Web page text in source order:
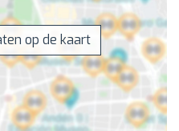
op de kaart